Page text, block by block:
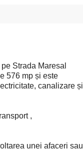
Strada Maresal
576 mp și este
canalizare și
,
unei afaceri sau